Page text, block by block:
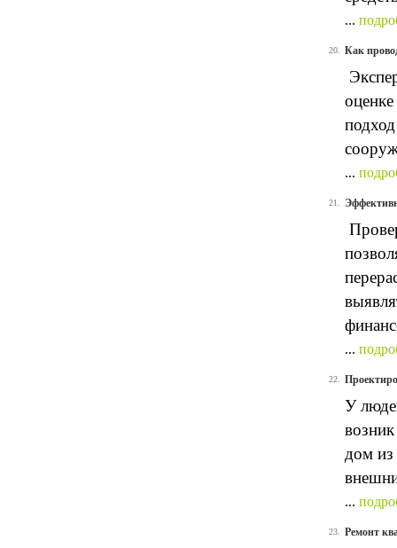
...
20. Как
...
21.
...
22.
У
дом из
...
23. Ремонт